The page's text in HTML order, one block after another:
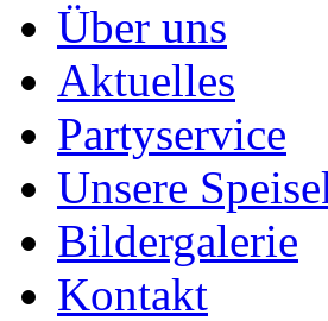
Über uns
Aktuelles
Partyservice
Unsere
Bildergalerie
Kontakt